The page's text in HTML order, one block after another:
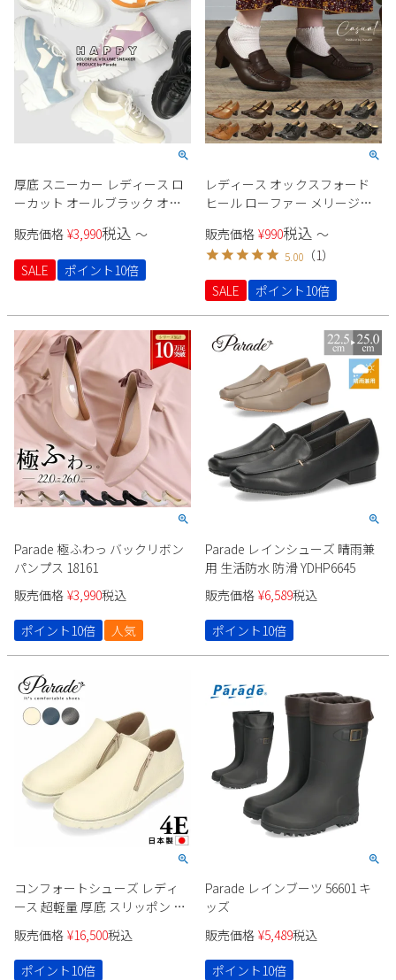
厚底 スニーカー レディース ロ
ーカット オールブラック オー
パープル ラベンダー ブルー 推
し活 オタ活 参戦靴 Parade 6894
7095
販売価格 ¥3,990税込 〜
SALE ポイント10倍
レディース オックスフォード
ヒール ローファー メリージェ
ブラウン 茶 キャメル Parade
販売価格 ¥990税込 〜
5.00 （1）
SALE
ポイント10倍
Parade 極ふわっ バックリボン
パンプス 18161
販売価格 ¥3,990税込
ポイント10倍
人気
Parade レインシューズ 晴雨兼
用 生活防水 防滑 YDHP6645
販売価格 ¥6,589税込
ポイント10倍
コンフォートシューズ レディ
ース 超軽量 厚底 スリッポン カ
ジュアルスニーカー 幅広 4E 革
靴 7301 Parade 履きやすい 痛く
ない 軽い 伸びる 外反母趾 靴
販売価格 ¥16,500税込
ポイント10倍
Parade レインブーツ 56601 キ
ッズ
販売価格 ¥5,489税込
ポイント10倍